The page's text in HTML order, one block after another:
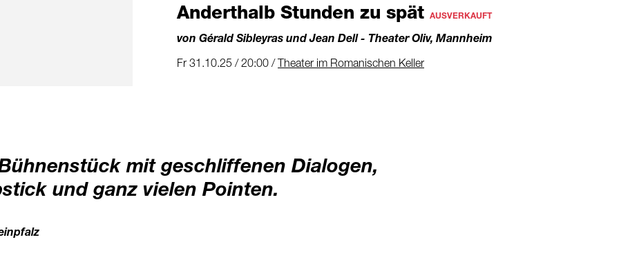
Anderthalb Stunden zu spät AUSVERKAUFT
von Gérald Sibleyras und Jean Dell - Theater Oliv, Mannheim
Fr 31.10.25 / 20:00 /Theater im Romanischen Keller
mit geschliffenen Dialogen,
und ganz vielen Pointen.